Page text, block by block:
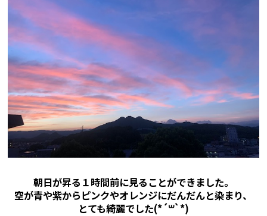
朝日が昇る１時間前に見ることができました。
空が青や紫からピンクやオレンジにだんだんと染まり、
とても綺麗でした(*´꒳`*)